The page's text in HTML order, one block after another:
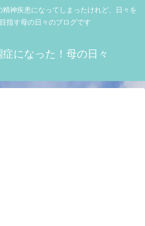
神疾患になってしまったけれど、日々を
指す母の日々のブログです
になった！母の日々